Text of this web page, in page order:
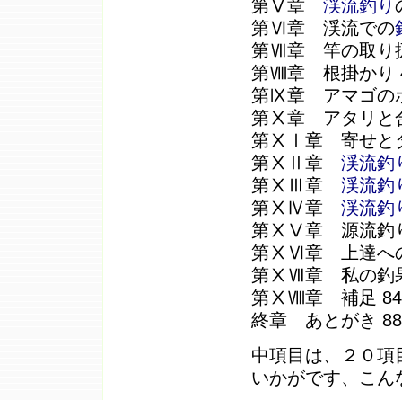
第Ⅴ章 渓流釣り
第Ⅵ章 渓流での
第Ⅶ章 竿の取り
第Ⅷ章 根掛かり
第Ⅸ章 アマゴの
第Ⅹ章 アタリと
第ⅩⅠ章 寄せと
第ⅩⅡ章 渓流釣
第ⅩⅢ章 渓流釣
第ⅩⅣ章 渓流釣
第ⅩⅤ章 源流釣
第ⅩⅥ章 上達へ
第ⅩⅦ章 私の釣
第ⅩⅧ章 補足 84
終章 あとがき 88
中項目は、２０
いかがです、こ